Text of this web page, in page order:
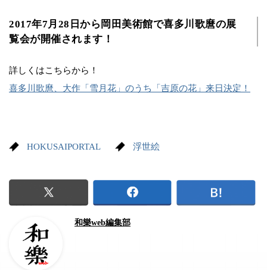
2017年7月28日から岡田美術館で喜多川歌麿の展
覧会が開催されます！
詳しくはこちらから！
喜多川歌麿、大作「雪月花」のうち「吉原の花」来日決定！
HOKUSAIPORTAL 浮世絵
和樂web編集部